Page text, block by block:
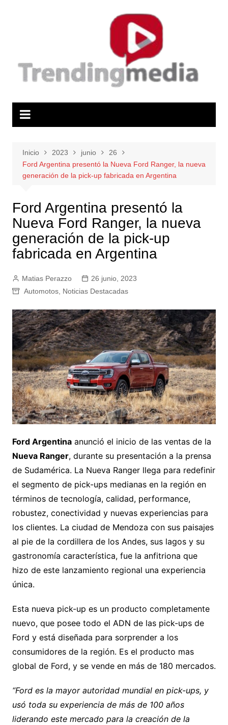
Inicio 2023 junio
26
Ford Argentina presentó la Nueva Ford Ranger, la nueva
generación de la pick-up fabricada en Argentina
Ford Argentina presentó la
Nueva Ford Ranger, la nueva
generación de la pick-up
fabricada en Argentina
Matias Perazzo
26 junio, 2023
Automotos, Noticias Destacadas
Ford Argentinaanunció el inicio de las ventas de la
Nueva Ranger, durante su presentación a la prensa
de Sudamérica. La Nueva Ranger llega para redefinir
el segmento de pick-ups medianas en la región en
términos de tecnología, calidad, performance,
robustez, conectividad y nuevas experiencias para
los clientes. La ciudad de Mendoza con sus paisajes
al pie de la cordillera de los Andes, sus lagos y su
gastronomía característica, fue la anfitriona que
hizo de este lanzamiento regional una experiencia
única.
Esta nueva pick-up es un producto completamente
nuevo, que posee todo el ADN de las pick-ups de
Ford y está diseñada para sorprender a los
consumidores de la región. Es el producto mas
global de Ford, y se vende en más de 180 mercados.
“Ford es la mayor autoridad mundial en pick-ups, y
usó toda su experiencia de más de 100 años
liderando este mercado para la creación de la